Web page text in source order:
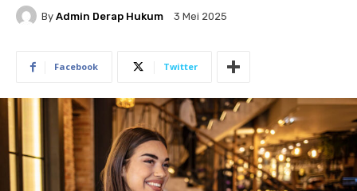
By Admin Derap Hukum 3 Mei 2025
Facebook Twitter